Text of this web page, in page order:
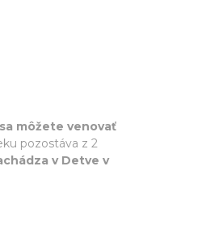
môžete venovať
pozostáva z 2
v Detve v